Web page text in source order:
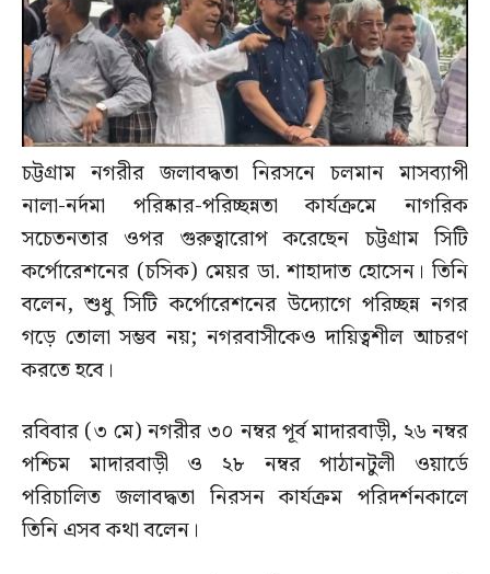
চট্টগ্রাম নগরীর জলাবদ্ধতা নিরসনে চলমান মাসব্যাপী
নালা-নর্দমা পরিষ্কার-পরিচ্ছন্নতা কার্যক্রমে নাগরিক
সচেতনতার ওপর গুরুত্বারোপ করেছেন চট্টগ্রাম সিটি
কর্পোরেশনের (চসিক) মেয়র ডা. শাহাদাত হোসেন। তিনি
বলেন, শুধু সিটি কর্পোরেশনের উদ্যোগে পরিচ্ছন্ন নগর
গড়ে তোলা সম্ভব নয়; নগরবাসীকেও দায়িত্বশীল আচরণ
করতে হবে।
রবিবার (৩ মে) নগরীর ৩০ নম্বর পূর্ব মাদারবাড়ী, ২৬ নম্বর
পশ্চিম মাদারবাড়ী ও ২৮ নম্বর পাঠানটুলী ওয়ার্ডে
পরিচালিত জলাবদ্ধতা নিরসন কার্যক্রম পরিদর্শনকালে
তিনি এসব কথা বলেন।